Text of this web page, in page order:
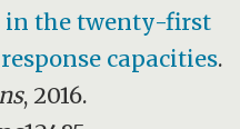
in the twenty-first
capacities.
, 2016.